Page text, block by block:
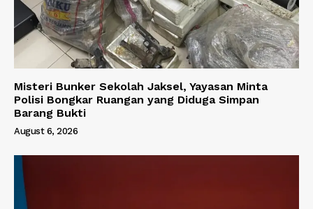
Misteri Bunker Sekolah Jaksel, Yayasan Minta
Polisi Bongkar Ruangan yang Diduga Simpan
Barang Bukti
August 6, 2026